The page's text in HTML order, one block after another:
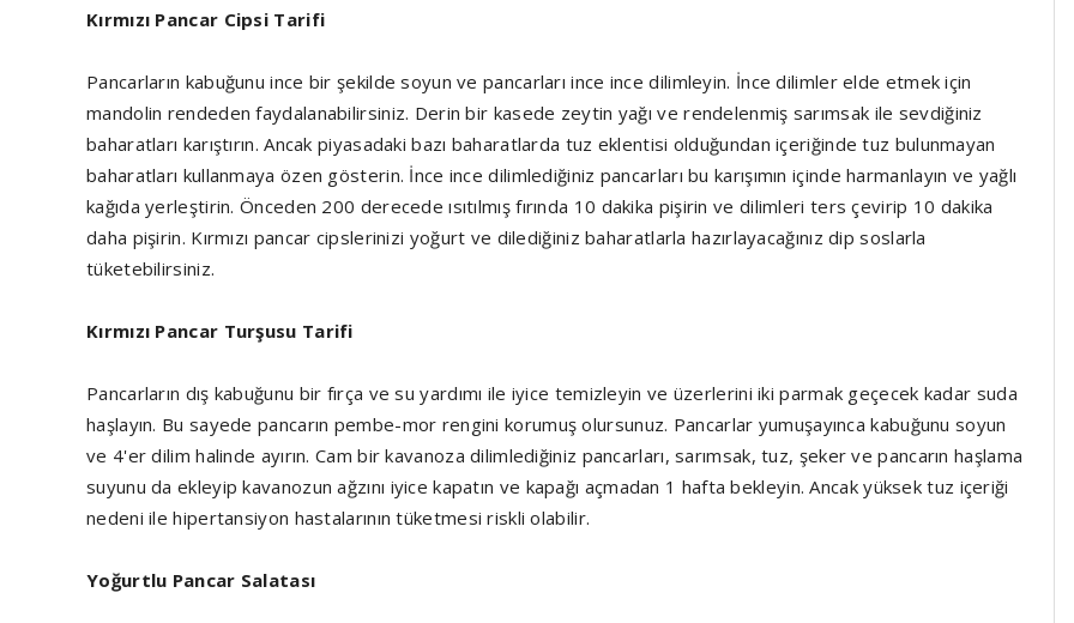
Kırmızı Pancar Cipsi Tarifi
Pancarların kabuğunu ince bir şekilde soyun ve pancarları ince ince dilimleyin. İnce dilimler elde etmek için
mandolin rendeden faydalanabilirsiniz. Derin bir kasede zeytin yağı ve rendelenmiş sarımsak ile sevdiğiniz
baharatları karıştırın. Ancak piyasadaki bazı baharatlarda tuz eklentisi olduğundan içeriğinde tuz bulunmayan
baharatları kullanmaya özen gösterin. İnce ince dilimlediğiniz pancarları bu karışımın içinde harmanlayın ve yağlı
kağıda yerleştirin. Önceden 200 derecede ısıtılmış fırında 10 dakika pişirin ve dilimleri ters çevirip 10 dakika
daha pişirin. Kırmızı pancar cipslerinizi yoğurt ve dilediğiniz baharatlarla hazırlayacağınız dip soslarla
tüketebilirsiniz.
Kırmızı Pancar Turşusu Tarifi
Pancarların dış kabuğunu bir fırça ve su yardımı ile iyice temizleyin ve üzerlerini iki parmak geçecek kadar suda
haşlayın. Bu sayede pancarın pembe-mor rengini korumuş olursunuz. Pancarlar yumuşayınca kabuğunu soyun
ve 4'er dilim halinde ayırın. Cam bir kavanoza dilimlediğiniz pancarları, sarımsak, tuz, şeker ve pancarın haşlama
suyunu da ekleyip kavanozun ağzını iyice kapatın ve kapağı açmadan 1 hafta bekleyin. Ancak yüksek tuz içeriği
nedeni ile hipertansiyon hastalarının tüketmesi riskli olabilir.
Yoğurtlu Pancar Salatası